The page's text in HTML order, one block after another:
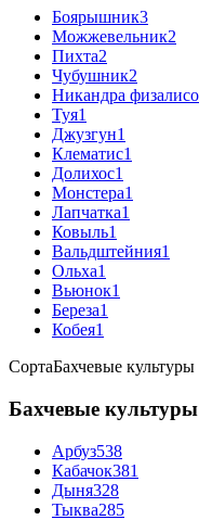
Боярышник3
Можжевельник2
Пихта2
Чубушник2
Никандра
Туя1
Джузгун1
Клематис1
Долихос1
Монстера1
Лапчатка1
Ковыль1
Вальдштейния1
Ольха1
Вьюнок1
Береза1
Кобея1
СортаБахчевые культуры
Бахчевые культуры
Арбуз538
Кабачок381
Дыня328
Тыква285